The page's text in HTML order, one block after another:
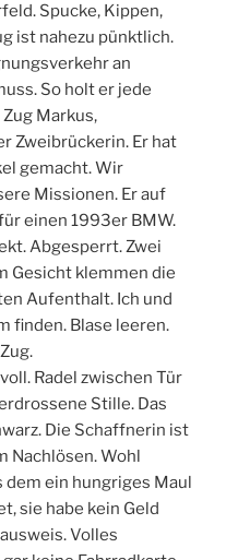
Spucke, Kippen,
ist nahezu pünktlich.
an
So holt er jede
Markus,
Zweibrückerin. Er hat
gemacht. Wir
Missionen. Er auf
einen 1993er BMW.
Abgesperrt. Zwei
Gesicht klemmen die
Aufenthalt. Ich und
finden. Blase leeren.
Radel zwischen Tür
Stille. Das
Die Schaffnerin ist
Nachlösen. Wohl
dem ein hungriges Maul
sie habe kein Geld
Volles